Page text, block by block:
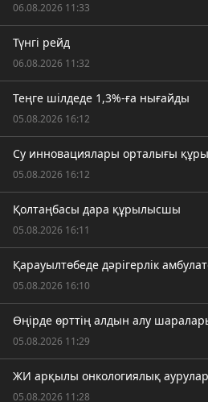
06.08.2026 11:33
Түнгі рейд
06.08.2026 11:32
Теңге шілдеде 1,3%-ға нығайды
05.08.2026 16:12
Су инновациялары орталығы
05.08.2026 16:12
Қолтаңбасы дара құрылысшы
05.08.2026 16:11
Қарауылтөбеде дәрігерлік
05.08.2026 16:10
Өңірде өрттің алдын алу
05.08.2026 11:29
ЖИ арқылы онкологиялық
05.08.2026 11:28